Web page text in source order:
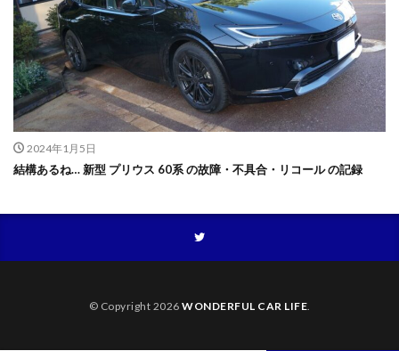
2024年1月5日
結構あるね… 新型 プリウス 60系 の故障・不具合・リコール の記録
© Copyright 2026 WONDERFUL CAR LIFE.